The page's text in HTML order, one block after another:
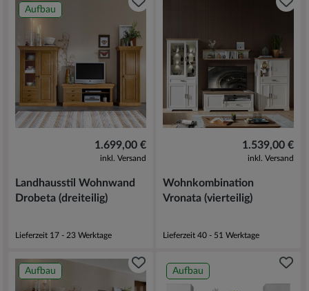
Aufbau
1.699,00 €
inkl. Versand
Landhausstil Wohnwand
Drobeta (dreiteilig)
Lieferzeit 17 - 23 Werktage
1.539,00 €
inkl. Versand
Wohnkombination
Vronata (vierteilig)
Lieferzeit 40 - 51 Werktage
Aufbau Aufbau